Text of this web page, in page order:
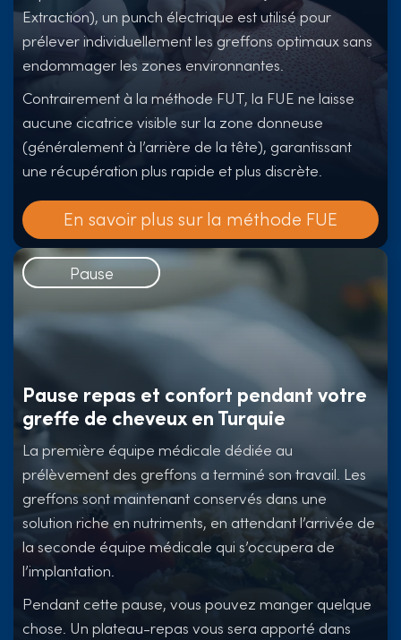
Extraction), un punch électrique est utilisé pour
prélever individuellement les greffons optimaux sans
endommager les zones environnantes.
Contrairement à la méthode FUT, la FUE ne laisse
aucune cicatrice visible sur la zone donneuse
(généralement à l’arrière de la tête), garantissant
une récupération plus rapide et plus discrète.
En savoir plus sur la méthode FUE
Pause
Pause repas et confort pendant votre
greffe de cheveux en Turquie
La première équipe médicale dédiée au
prélèvement des greffons a terminé son travail. Les
greffons sont maintenant conservés dans une
solution riche en nutriments, en attendant l’arrivée de
la seconde équipe médicale qui s’occupera de
l’implantation.
Pendant cette pause, vous pouvez manger quelque
chose. Un plateau-repas vous sera apporté dans